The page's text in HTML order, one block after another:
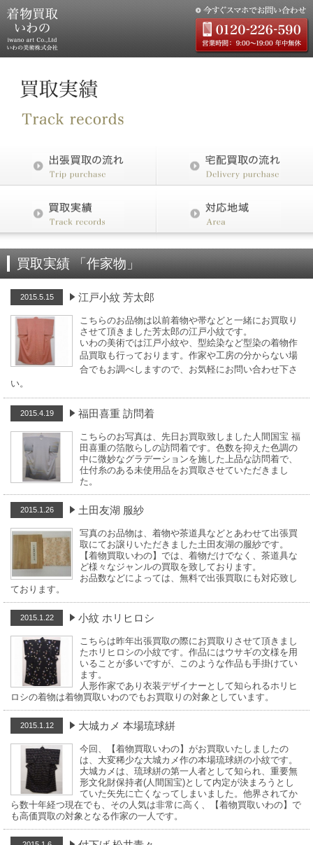
買取実績 「作家物」
2015.5.15 江戸小紋 芳太郎
こちらのお品物は以前着物や帯などと一緒にお買取り
させて頂きました芳太郎の江戸小紋です。
いわの美術では江戸小紋や、型絵染など型染の着物作
品買取も行っております。 作家や工房の分からない場
合でもお調べしますので、お気軽にお問い合わせ下さ
い。
2015.4.19 福田喜重 訪問着
こちらのお写真は、先日お買取致しました人間国宝 福
田喜重の箔散らしの訪問着です。色数を抑えた色調の
中に微妙なグラデーションを施した上品な訪問着で、
仕付糸のある未使用品をお買取させていただきまし
た。
2015.1.26 土田友湖 服紗
写真のお品物は、着物や茶道具などとあわせて出張買
取にてお譲りいただきました土田友湖の服紗です。
【着物買取いわの】では、着物だけでなく、茶道具な
ど様々なジャンルの買取を致しております。
お品数などによっては、無料で出張買取にも対応致し
ております。
2015.1.22 小紋 ホリヒロシ
こちらは昨年出張買取の際にお買取りさせて頂きまし
たホリヒロシの小紋です。作品にはウサギの文様を用
いることが多いですが、このような作品も手掛けてい
ます。
人形作家であり衣装デザイナーとして知られるホリヒ
ロシの着物は着物買取いわのでもお買取りの対象としています。
2015.1.12 大城カメ 本場琉球絣
今回、【着物買取いわの】がお買取いたしましたの
は、大変稀少な大城カメ作の本場琉球絣の小紋です。
大城カメは、琉球絣の第一人者として知られ、重要無
形文化財保持者(人間国宝)として内定が決まろうとし
ていた矢先に亡くなってしまいました。他界されてか
ら数十年経つ現在でも、その人気は非常に高く、【着物買取いわの】で
も高価買取の対象となる作家の一人です。